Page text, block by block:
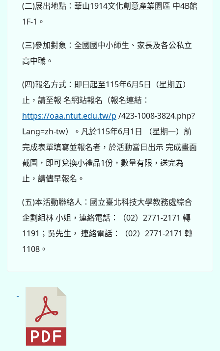
(二)展出地點：華山1914文化創意產業園區 中4B館
1F-1。
(三)參加對象：全國國中小師生、家長及各公私立
高中職。
(四)報名方式：即日起至115年6月5日（星期五）
止，請至報 名網站報名（報名連結：
https://oaa.ntut.edu.tw/p /423-1008-3824.php?
Lang=zh-tw）。凡於115年6月1日 （星期一）前
完成表單填寫並報名者，於活動當日出示 完成畫面
截圖，即可兌換小禮品1份，數量有限，送完為
止，請儘早報名。
(五)本活動聯絡人：國立臺北科技大學教務處綜合
企劃組林 小姐，連絡電話：（02）2771-2171 轉
1191；吳先生， 連絡電話：（02）2771-2171 轉
1108。